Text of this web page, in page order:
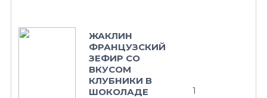
ЖАКЛИН
ФРАНЦУЗСКИЙ
ЗЕФИР СО
ВКУСОМ
КЛУБНИКИ В
ШОКОЛАДЕ
1